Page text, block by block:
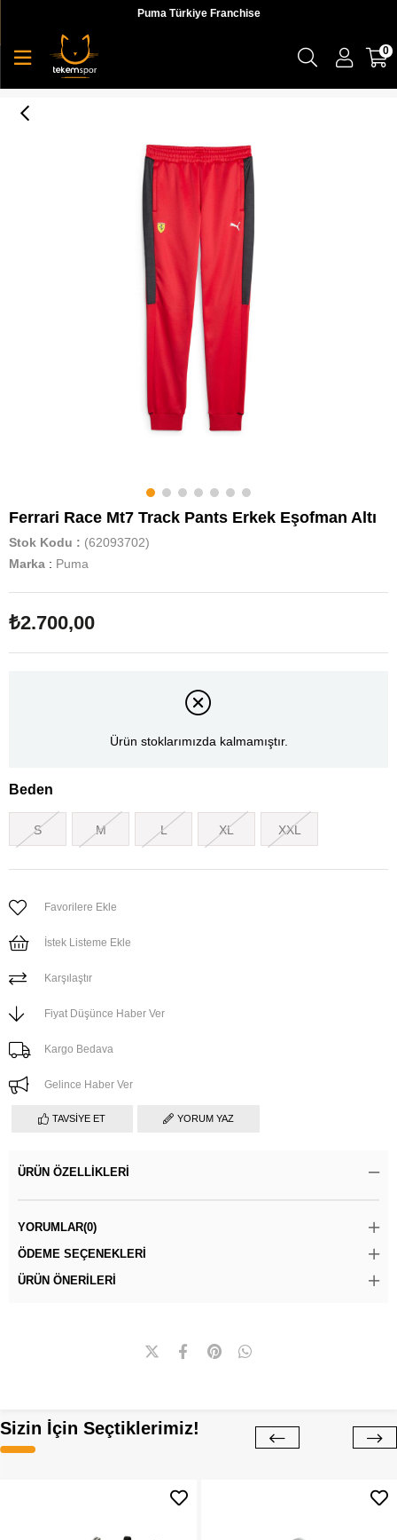
Puma Türkiye Franchise
0
Ferrari Race Mt7 Track Pants Erkek Eşofman Altı
Stok Kodu
(62093702)
Marka : Puma
₺2.700,00
Ürün stoklarımızda kalmamıştır.
Beden
S M L XL XXL
Favorilere Ekle
İstek Listeme Ekle
Karşılaştır
Fiyat Düşünce Haber Ver
Kargo Bedava
Gelince Haber Ver
TAVSIYE ET YORUM YAZ
ÜRÜN ÖZELLIKLERI
YORUMLAR(0)
ÖDEME SEÇENEKLERI
ÜRÜN ÖNERILERI
Sizin İçin Seçtiklerimiz!